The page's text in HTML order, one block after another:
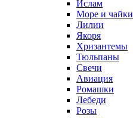
Ислам
Море и чайки
Лилии
Якоря
Хризантемы
Тюльпаны
Свечи
Авиация
Ромашки
Лебеди
Розы